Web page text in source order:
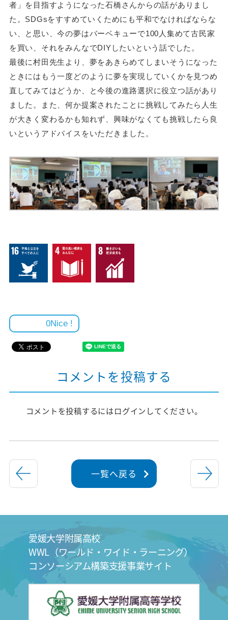
者」を目指すようになった石橋さんからの話がありまし
た。SDGsをすすめていくためにも平和でなければならな
い、と思い、今の夢はバーベキューで100人集めて古民家
を買い、それをみんなでDIYしたいという話でした。
最後に村田先生より、夢をあきらめてしまいそうになった
ときにはもう一度どのように夢を実現していくかを見つめ
直してみてはどうか、と今後の進路選択に役立つ話があり
ました。また、何か提案されたことに挑戦してみたら人生
が大きく変わるかも知れず、興味がなくても挑戦したら良
いというアドバイスをいただきました。
0
コメントを投稿する
コメントを投稿するにはログイン してください。
一覧へ戻る
愛媛大学附属高校
WWL（ワールド・ワイド・ラーニング）
コンソーシアム構築支援事業サイト